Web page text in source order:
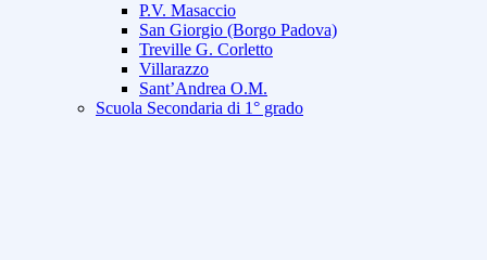
P.V. Masaccio
San Giorgio (Borgo Padova)
Treville G. Corletto
Villarazzo
Sant’Andrea O.M.
Scuola Secondaria di 1° grado